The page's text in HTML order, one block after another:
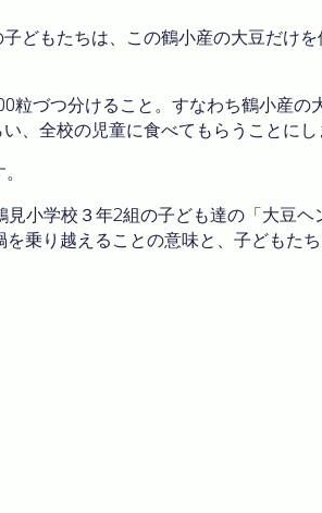
どもたちは、この鶴小産の大豆だけ
粒づつ分けること。すなわち鶴小産
、全校の児童に食べてもらうことにし
小学校３年2組の子ども達の「大豆
乗り越えることの意味と、子どもた